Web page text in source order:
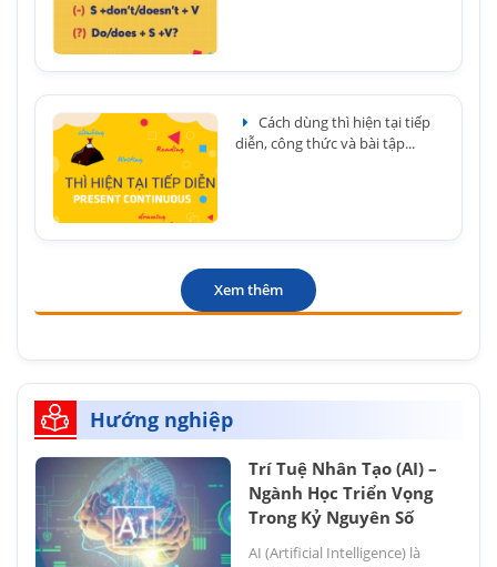
Cách dùng thì hiện tại tiếp
diễn, công thức và bài tập...
Xem thêm
Hướng nghiệp
Trí Tuệ Nhân Tạo (AI) –
Ngành Học Triển Vọng
Trong Kỷ Nguyên Số
AI (Artificial Intelligence) là